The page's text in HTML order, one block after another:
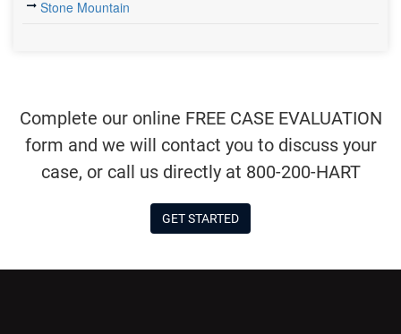
Stone Mountain
Complete our online FREE CASE EVALUATION
form and we will contact you to discuss your
case, or call us directly at 800-200-HART
GET STARTED